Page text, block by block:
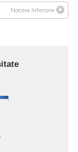
Nocera Inferiore